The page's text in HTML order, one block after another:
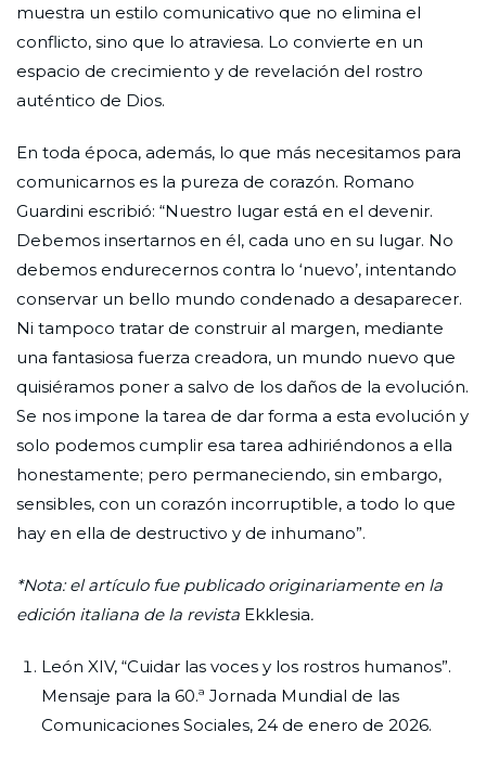
muestra un estilo comunicativo que no elimina el
conflicto, sino que lo atraviesa. Lo convierte en un
espacio de crecimiento y de revelación del rostro
auténtico de Dios.
En toda época, además, lo que más necesitamos para
comunicarnos es la pureza de corazón. Romano
Guardini escribió: “Nuestro lugar está en el devenir.
Debemos insertarnos en él, cada uno en su lugar. No
debemos endurecernos contra lo ‘nuevo’, intentando
conservar un bello mundo condenado a desaparecer.
Ni tampoco tratar de construir al margen, mediante
una fantasiosa fuerza creadora, un mundo nuevo que
quisiéramos poner a salvo de los daños de la evolución.
Se nos impone la tarea de dar forma a esta evolución y
solo podemos cumplir esa tarea adhiriéndonos a ella
honestamente; pero permaneciendo, sin embargo,
sensibles, con un corazón incorruptible, a todo lo que
hay en ella de destructivo y de inhumano”.
*Nota: el artículo fue publicado originariamente en la
edición italiana de la revista Ekklesia.
León XIV, “Cuidar las voces y los rostros humanos”.
Mensaje para la 60.ª Jornada Mundial de las
Comunicaciones Sociales, 24 de enero de 2026.